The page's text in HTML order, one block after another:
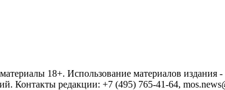
18+. Использование материалов издания -
Контакты редакции: +7 (495) 765-41-64,